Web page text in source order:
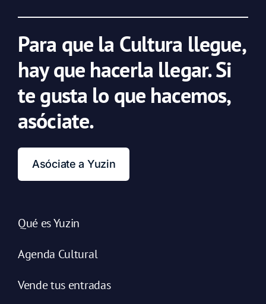
Para que la Cultura llegue,
hay que hacerla llegar. Si
te gusta lo que hacemos,
asóciate.
Asóciate a Yuzin
Qué es Yuzin
Agenda Cultural
Vende tus entradas